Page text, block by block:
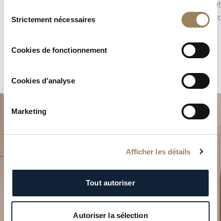
duStrictement nécessaires
Cookies de fonctionnement
Cookies d'analyse
Marketing
Afficher les détails
Tout autoriser
Autoriser la sélection
planes
Planifiez votre moment
d’exception
Explorez nos créations horlogères dans l’une de nos